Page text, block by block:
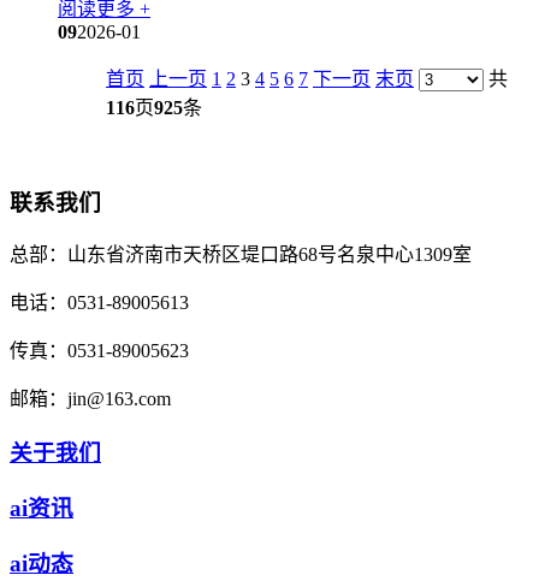
阅读更多 +
092026-01
首页 上一页 1 2 3 4 5 6 7 下一页 末页
共
116页925条
联系我们
总部： 山东省济南市天桥区堤口路68号名泉中心1309室
电话： 0531-89005613
传真： 0531-89005623
邮箱： jin@163.com
关于我们
ai资讯
ai动态